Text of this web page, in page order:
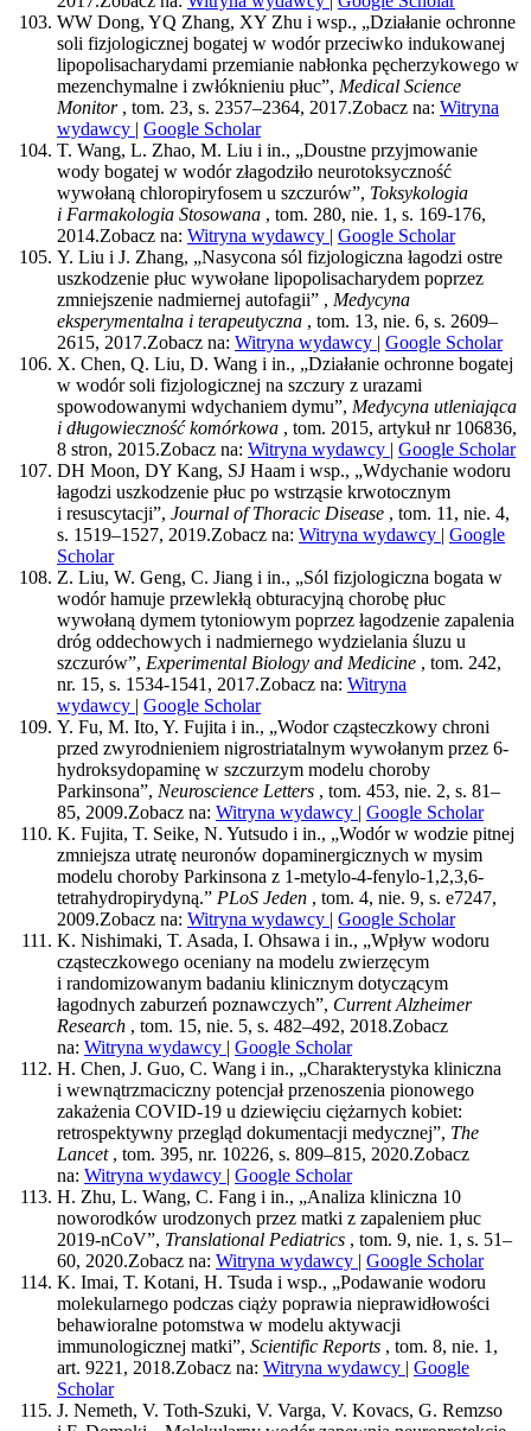
WW Dong, YQ Zhang, XY Zhu i wsp., „Działanie ochronne
soli fizjologicznej bogatej w wodór przeciwko indukowanej
lipopolisacharydami przemianie nabłonka pęcherzykowego w
mezenchymalne i zwłóknieniu płuc”, Medical Science
Monitor, tom. 23, s. 2357–2364, 2017.Zobacz na: Witryna
wydawcy | Google Scholar
T. Wang, L. Zhao, M. Liu i in., „Doustne przyjmowanie
wody bogatej w wodór złagodziło neurotoksyczność
wywołaną chloropiryfosem u szczurów”, Toksykologia
i Farmakologia Stosowana , tom. 280, nie. 1, s. 169-176,
2014.Zobacz na: Witryna wydawcy | Google Scholar
Y. Liu i J. Zhang, „Nasycona sól fizjologiczna łagodzi ostre
uszkodzenie płuc wywołane lipopolisacharydem poprzez
zmniejszenie nadmiernej autofagii” , Medycyna
eksperymentalna i terapeutyczna , tom. 13, nie. 6, s. 2609–
2615, 2017.Zobacz na: Witryna wydawcy | Google Scholar
X. Chen, Q. Liu, D. Wang i in., „Działanie ochronne bogatej
w wodór soli fizjologicznej na szczury z urazami
spowodowanymi wdychaniem dymu”, Medycyna utleniająca
i długowieczność komórkowa , tom. 2015, artykuł nr 106836,
8 stron, 2015.Zobacz na: Witryna wydawcy | Google Scholar
DH Moon, DY Kang, SJ Haam i wsp., „Wdychanie wodoru
łagodzi uszkodzenie płuc po wstrząsie krwotocznym
i resuscytacji”, Journal of Thoracic Disease , tom. 11, nie. 4,
s. 1519–1527, 2019.Zobacz na: Witryna wydawcy | Google
Scholar
Z. Liu, W. Geng, C. Jiang i in., „Sól fizjologiczna bogata w
wodór hamuje przewlekłą obturacyjną chorobę płuc
wywołaną dymem tytoniowym poprzez łagodzenie zapalenia
dróg oddechowych i nadmiernego wydzielania śluzu u
szczurów”, Experimental Biology and Medicine , tom. 242,
nr. 15, s. 1534-1541, 2017.Zobacz na: Witryna
wydawcy | Google Scholar
Y. Fu, M. Ito, Y. Fujita i in., „Wodor cząsteczkowy chroni
przed zwyrodnieniem nigrostriatalnym wywołanym przez 6-
hydroksydopaminę w szczurzym modelu choroby
Parkinsona”, Neuroscience Letters , tom. 453, nie. 2, s. 81–
85, 2009.Zobacz na: Witryna wydawcy | Google Scholar
K. Fujita, T. Seike, N. Yutsudo i in., „Wodór w wodzie pitnej
zmniejsza utratę neuronów dopaminergicznych w mysim
modelu choroby Parkinsona z 1-metylo-4-fenylo-1,2,3,6-
tetrahydropirydyną.” PLoS Jeden , tom. 4, nie. 9, s. e7247,
2009.Zobacz na: Witryna wydawcy | Google Scholar
K. Nishimaki, T. Asada, I. Ohsawa i in., „Wpływ wodoru
cząsteczkowego oceniany na modelu zwierzęcym
i randomizowanym badaniu klinicznym dotyczącym
łagodnych zaburzeń poznawczych”, Current Alzheimer
Research , tom. 15, nie. 5, s. 482–492, 2018.Zobacz
na: Witryna wydawcy | Google Scholar
H. Chen, J. Guo, C. Wang i in., „Charakterystyka kliniczna
i wewnątrzmaciczny potencjał przenoszenia pionowego
zakażenia COVID-19 u dziewięciu ciężarnych kobiet:
retrospektywny przegląd dokumentacji medycznej”, The
Lancet, tom. 395, nr. 10226, s. 809–815, 2020.Zobacz
na: Witryna wydawcy | Google Scholar
H. Zhu, L. Wang, C. Fang i in., „Analiza kliniczna 10
noworodków urodzonych przez matki z zapaleniem płuc
2019-nCoV”, Translational Pediatrics , tom. 9, nie. 1, s. 51–
60, 2020.Zobacz na: Witryna wydawcy | Google Scholar
K. Imai, T. Kotani, H. Tsuda i wsp., „Podawanie wodoru
molekularnego podczas ciąży poprawia nieprawidłowości
behawioralne potomstwa w modelu aktywacji
immunologicznej matki”, Scientific Reports , tom. 8, nie. 1,
art. 9221, 2018.Zobacz na: Witryna wydawcy | Google
Scholar
J. Nemeth, V. Toth-Szuki, V. Varga, V. Kovacs, G. Remzso